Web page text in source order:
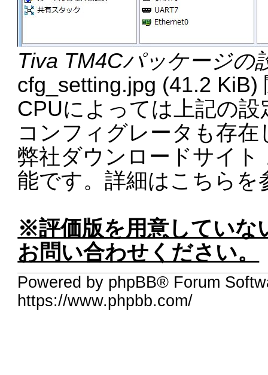
Tiva TM4Cパッケージの
cfg_setting.jpg (41.2
CPUによっては上記の
コンフィグレータも存在
弊社ダウンロードサイト
能です。詳細はこちらを
※評価版を用意していな
お問い合わせください。
Powered by phpBB® Forum
https://www.phpbb.com/